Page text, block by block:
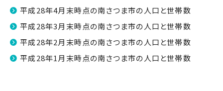
平成28年4月末時点の南さつま市の人口と世帯数
平成28年3月末時点の南さつま市の人口と世帯数
平成28年2月末時点の南さつま市の人口と世帯数
平成28年1月末時点の南さつま市の人口と世帯数